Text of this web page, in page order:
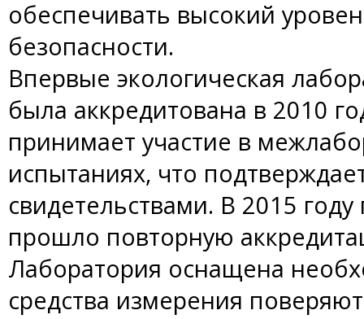
обеспечивать высокий
безопасности.
Впервые экологическая
была аккредитована в 2010
принимает участие в
испытаниях, что
свидетельствами. В 2015
прошло повторную
Лаборатория оснащена
средства измерения